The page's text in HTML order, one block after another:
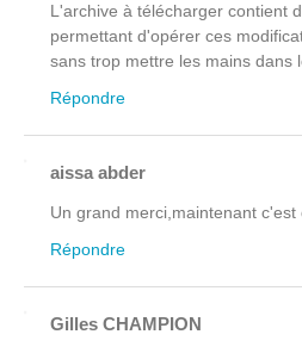
L'archive à télécharger contient
permettant d'opérer ces
sans trop mettre les mains dans
Répondre
aissa abder
Un grand merci,maintenant c'est
Répondre
Gilles CHAMPION